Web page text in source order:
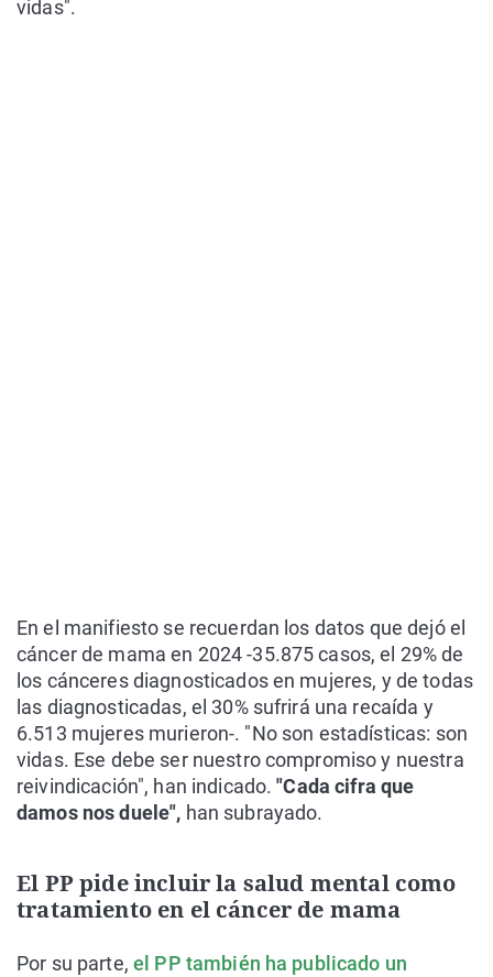
vidas".
En el manifiesto se recuerdan los datos que dejó el
cáncer de mama en 2024 -35.875 casos, el 29% de
los cánceres diagnosticados en mujeres, y de todas
las diagnosticadas, el 30% sufrirá una recaída y
6.513 mujeres murieron-. "No son estadísticas: son
vidas. Ese debe ser nuestro compromiso y nuestra
reivindicación", han indicado."Cada cifra que
damos nos duele", han subrayado.
El PP pide incluir la salud mental como
tratamiento en el cáncer de mama
Por su parte, el PP también ha publicado un